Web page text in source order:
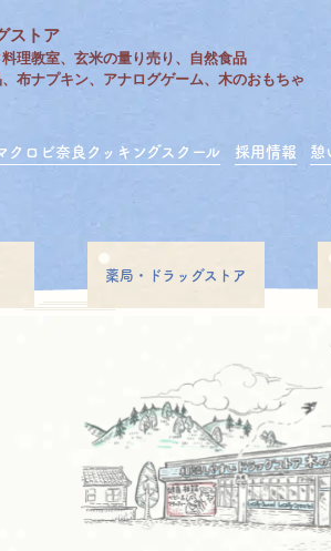
ストア
理教室、玄米の量り売り、自然食品
布ナプキン、アナログゲーム、木のおもちゃ
クロビ奈良クッキングスクール 採用情報 憩
薬局・ドラッグストア